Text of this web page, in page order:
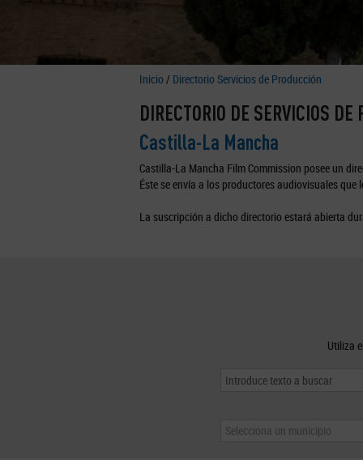
Inicio / Directorio Servicios de Producción
DIRECTORIO DE SERVICIOS DE
Castilla-La Mancha
Castilla-La Mancha Film Commission posee un
Éste se envía a los productores audiovisuales que
La suscripción a dicho directorio estará abierta
Utiliza
Selecciona un municipio